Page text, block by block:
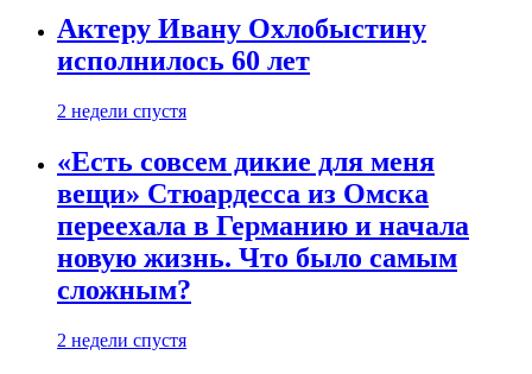
Актеру Ивану Охлобыстину
исполнилось 60 лет
2 недели спустя
«Есть совсем дикие для меня
вещи» Стюардесса из Омска
переехала в Германию и начала
новую жизнь. Что было самым
сложным?
2 недели спустя